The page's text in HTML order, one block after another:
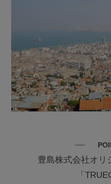
豊島株式会社オリ
「